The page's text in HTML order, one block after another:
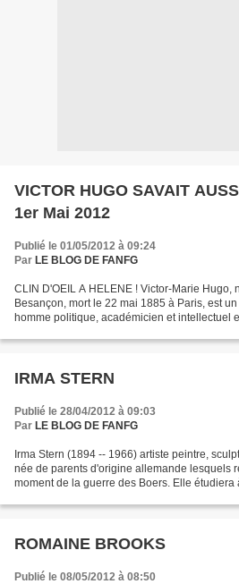
VICTOR HUGO SAVAIT
1er Mai 2012
Publié le 01/05/2012 à 09:24
Par LE BLOG DE FANFG
CLIN D'OEIL A HELENE ! Victor-Marie Hugo,
Besançon, mort le 22 mai 1885 à Paris, est
homme politique, académicien et intellectuel
IRMA STERN
Publié le 28/04/2012 à 09:03
Par LE BLOG DE FANFG
Irma Stern (1894 -- 1966) artiste peintre,
née de parents d'origine allemande lesquels
moment de la guerre des Boers. Elle
ROMAINE BROOKS
Publié le 08/05/2012 à 08:50